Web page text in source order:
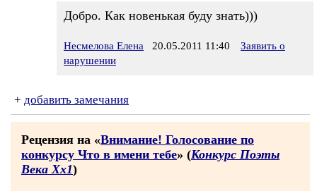
Добро. Как новенькая буду знать)))
Несмелова Елена 20.05.2011 11:40
Заявить о
нарушении
+ добавить замечания
Рецензия на «Внимание! Голосование по
конкурсу Что в имени тебе» (Конкурс Поэты
Века Хх1)